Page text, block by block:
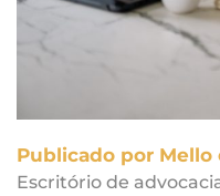
Publicado por Mello
Escritório de